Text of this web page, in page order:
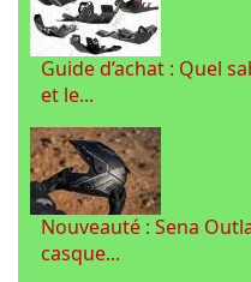
Guide d’achat : Quel
et le...
Nouveauté : Sena
casque...